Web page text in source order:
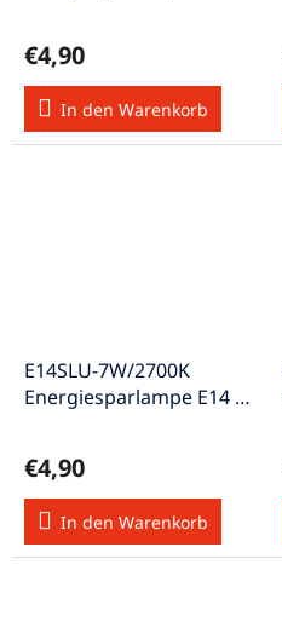
€4,90
In den Warenkorb
E14SLU-7W/2700K
Energiesparlampe E14 A
€4,90
In den Warenkorb